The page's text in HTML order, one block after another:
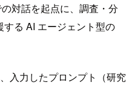
対話を起点に、調査・分
る AI エージェント型の
入力したプロンプト（研究